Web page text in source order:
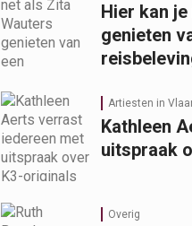
Hier kan
genieten
Artiesten in
Kathleen
uitspraak
Overig